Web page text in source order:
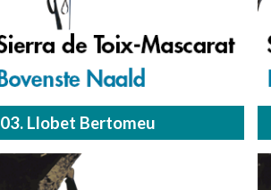
03. Llobet Bertomeu